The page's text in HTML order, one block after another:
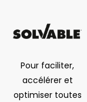
Pour faciliter,
accélérer et
optimiser toutes